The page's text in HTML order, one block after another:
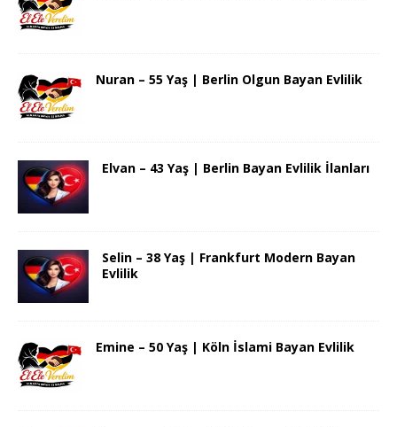
Nuran – 55 Yaş | Berlin Olgun Bayan Evlilik
Elvan – 43 Yaş | Berlin Bayan Evlilik İlanları
Selin – 38 Yaş | Frankfurt Modern Bayan
Evlilik
Emine – 50 Yaş | Köln İslami Bayan Evlilik